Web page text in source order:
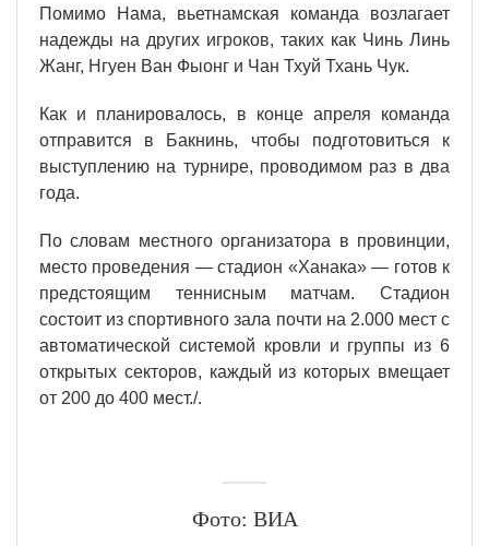
Помимо Нама, вьетнамская команда возлагает
надежды на других игроков, таких как Чинь Линь
Жанг, Нгуен Ван Фыонг и Чан Тхуй Тхань Чук.
Как и планировалось, в конце апреля команда
отправится в Бакнинь, чтобы подготовиться к
выступлению на турнире, проводимом раз в два
года.
По словам местного организатора в провинции,
место проведения — стадион «Ханака» — готов к
предстоящим теннисным матчам. Стадион
состоит из спортивного зала почти на 2.000 мест с
автоматической системой кровли и группы из 6
открытых секторов, каждый из которых вмещает
от 200 до 400 мест./.
Фото: ВИА